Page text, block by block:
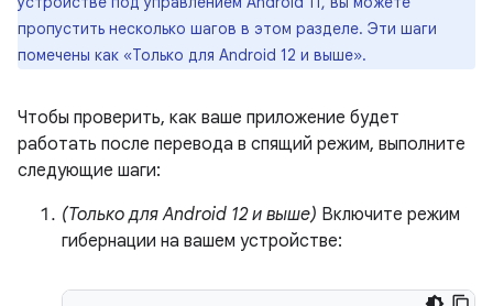
пропустить несколько шагов в этом разделе. Эти шаги
помечены как «Только для Android 12 и выше».
Чтобы проверить, как ваше приложение будет
работать после перевода в спящий режим, выполните
следующие шаги:
(Только для Android 12 и выше) Включите режим
гибернации на вашем устройстве: